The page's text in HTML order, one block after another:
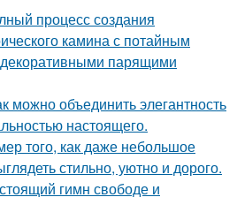
процесс создания
камина с потайным
парящими
можно объединить элегантность
настоящего.
того, как даже небольшое
стильно, уютно и дорого.
гимн свободе и